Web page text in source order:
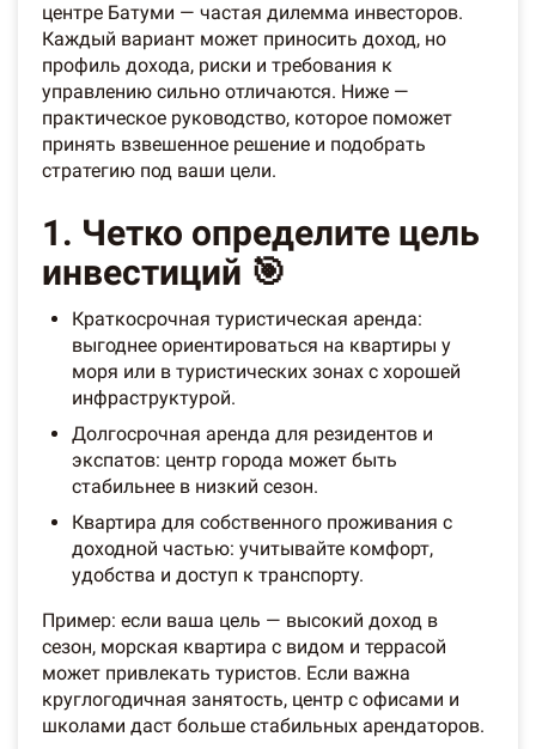
центре Батуми — частая дилемма инвесторов.
Каждый вариант может приносить доход, но
профиль дохода, риски и требования к
управлению сильно отличаются. Ниже —
практическое руководство, которое поможет
принять взвешенное решение и подобрать
стратегию под ваши цели.
1. Четко определите цель
инвестиций 🎯
Краткосрочная туристическая аренда:
выгоднее ориентироваться на квартиры у
моря или в туристических зонах с хорошей
инфраструктурой.
Долгосрочная аренда для резидентов и
экспатов: центр города может быть
стабильнее в низкий сезон.
Квартира для собственного проживания с
доходной частью: учитывайте комфорт,
удобства и доступ к транспорту.
Пример: если ваша цель — высокий доход в
сезон, морская квартира с видом и террасой
может привлекать туристов. Если важна
круглогодичная занятость, центр с офисами и
школами даст больше стабильных арендаторов.